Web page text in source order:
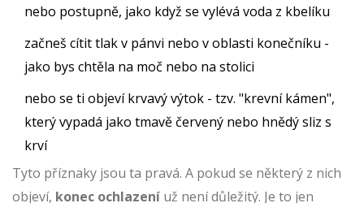
nebo postupně, jako když se vylévá voda z kbelíku
začneš cítit tlak v pánvi nebo v oblasti konečníku -
jako bys chtěla na moč nebo na stolici
nebo se ti objeví krvavý výtok - tzv. "krevní kámen",
který vypadá jako tmavě červený nebo hnědý sliz s
krví
Tyto příznaky jsou ta pravá. A pokud se některý z nich
objeví, konec ochlazení už není důležitý. Je to jen